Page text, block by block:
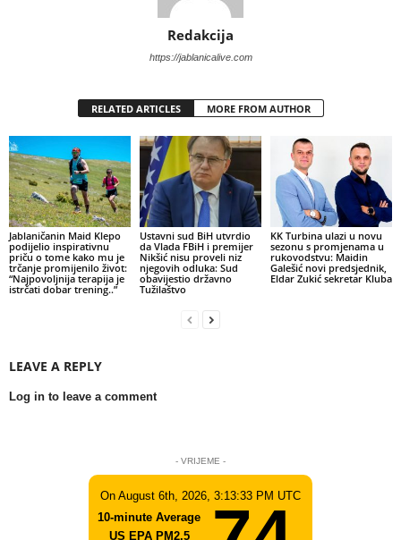
Redakcija
https://jablanicalive.com
RELATED ARTICLES MORE FROM AUTHOR
Jablaničanin Maid Klepo
podijelio inspirativnu
priču o tome kako mu je
trčanje promijenilo život:
“Najpovoljnija terapija je
istrčati dobar trening..”
Ustavni sud BiH utvrdio
da Vlada FBiH i premijer
Nikšić nisu proveli niz
njegovih odluka: Sud
obavijestio državno
Tužilaštvo
KK Turbina ulazi u novu
sezonu s promjenama u
rukovodstvu: Maidin
Galešić novi predsjednik,
Eldar Zukić sekretar Kluba
LEAVE A REPLY
Log in to leave a comment
- VRIJEME -
On August 6th, 2026, 3:13:33 PM UTC
10-minute Average
US EPA PM2.5